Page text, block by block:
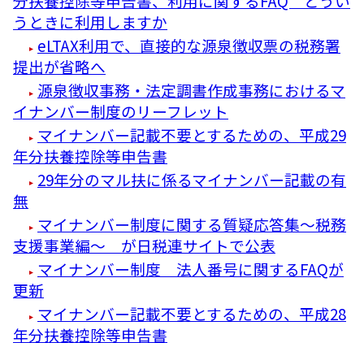
うときに利用しますか
eLTAX利用で、直接的な源泉徴収票の税務署
提出が省略へ
源泉徴収事務・法定調書作成事務におけるマ
イナンバー制度のリーフレット
マイナンバー記載不要とするための、平成29
年分扶養控除等申告書
29年分のマル扶に係るマイナンバー記載の有
無
マイナンバー制度に関する質疑応答集～税務
支援事業編～ が日税連サイトで公表
マイナンバー制度 法人番号に関するFAQが
更新
マイナンバー記載不要とするための、平成28
年分扶養控除等申告書